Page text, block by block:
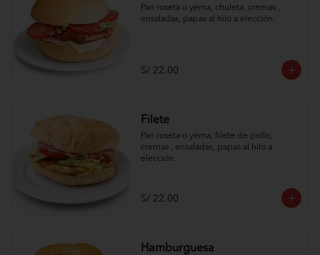
Pan roseta o yema, chuleta, cremas ,
ensaladas, papas al hilo a elección.
S/ 22.00
Filete
Pan roseta o yema, filete de pollo,
cremas , ensaladas, papas al hilo a
elección.
S/ 22.00
Hamburguesa